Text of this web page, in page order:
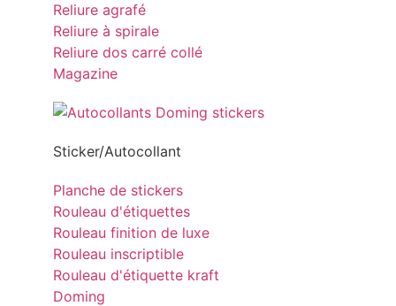
Reliure agrafé
Reliure à spirale
Reliure dos carré collé
Magazine
Sticker/Autocollant
Planche de stickers
Rouleau d'étiquettes
Rouleau finition de luxe
Rouleau inscriptible
Rouleau d'étiquette kraft
Doming